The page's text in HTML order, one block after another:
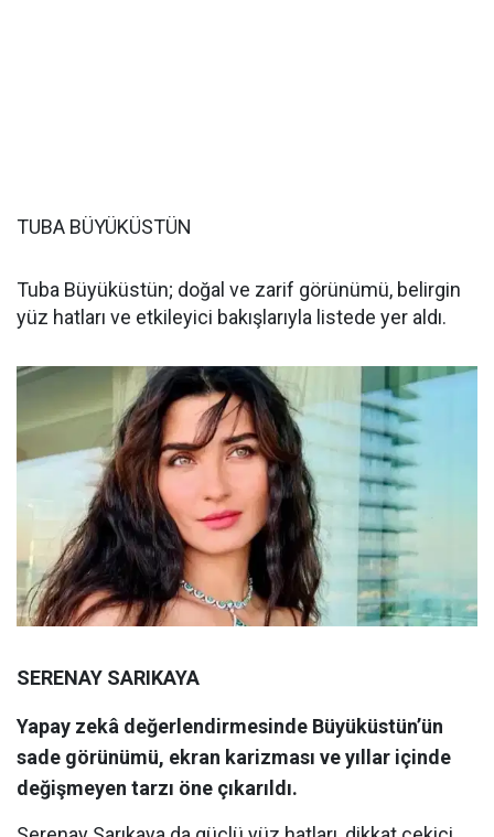
TUBA BÜYÜKÜSTÜN
Tuba Büyüküstün; doğal ve zarif görünümü, belirgin
yüz hatları ve etkileyici bakışlarıyla listede yer aldı.
SERENAY SARIKAYA
Yapay zekâ değerlendirmesinde Büyüküstün’ün
sade görünümü, ekran karizması ve yıllar içinde
değişmeyen tarzı öne çıkarıldı.